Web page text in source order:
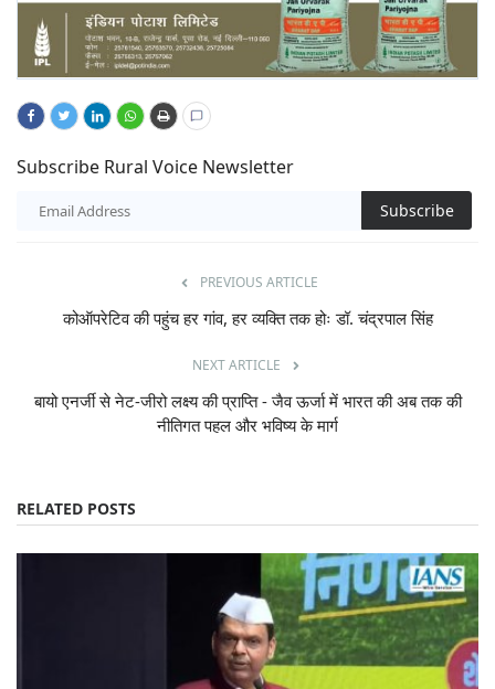
Subscribe Rural Voice Newsletter
Subscribe
PREVIOUS ARTICLE
कोऑपरेटिव की पहुंच हर गांव, हर व्यक्ति तक होः डॉ. चंद्रपाल सिंह
NEXT ARTICLE
बायो एनर्जी से नेट-जीरो लक्ष्य की प्राप्ति - जैव ऊर्जा में भारत की अब तक की
नीतिगत पहल और भविष्य के मार्ग
RELATED POSTS